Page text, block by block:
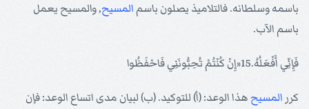
باسمه وسلطانه. فالتلاميذ يصلون باسم المسيح, والمسيح يعمل
باسم الآب.
فَإِنِّي أَفْعَلُهُ.15«إِنْ كُنْتُمْ تُحِبُّونَنِي فَاحْفَظُوا
كرر المسيح هذا الوعد: (أ) للتوكيد. (ب) لبيان مدى اتساع الوعد: فإن